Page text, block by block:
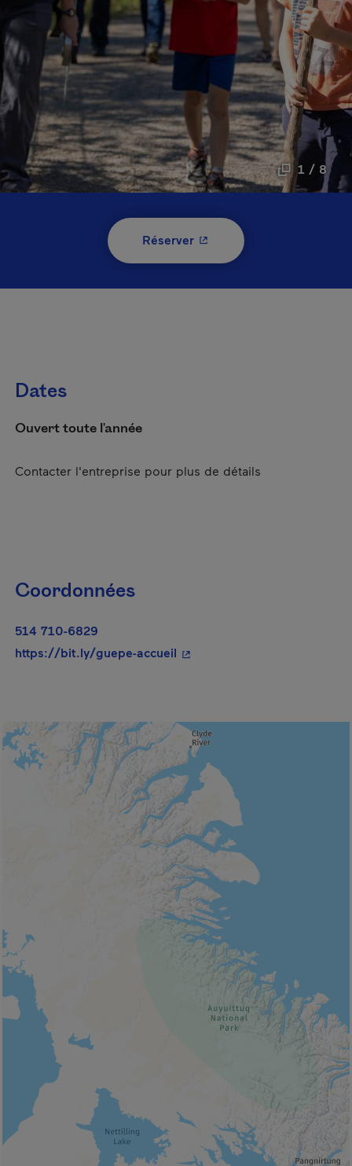
1 / 8
Réserver- Cet hyperlien s'ouvrira
Dates
Ouvert toute l'année
Contacter l'entreprise pour plus de détails
Coordonnées
514 710-6829
https://bit.ly/guepe-accueil - Cet hyperlien s'ouvrira